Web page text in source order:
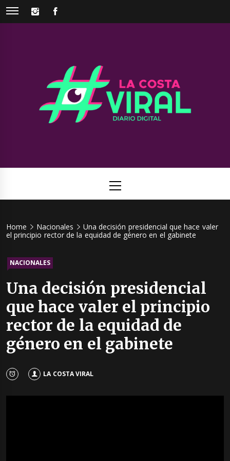
Skip
INSTAGRAM
Viral
Menu
Home Nacionales
Una decisión presidencial que hace valer
el principio rector de la equidad de género en el gabinete
NACIONALES
Una decisión presidencial
que hace valer el principio
rector de la equidad de
género en el gabinete
LA COSTA VIRAL